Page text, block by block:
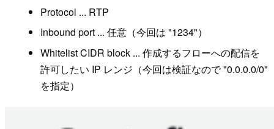
Protocol ... RTP
Inbound port ... 任意（今回は "1234"）
Whitelist CIDR block ... 作成するフローへの配信を
許可したい IP レンジ（今回は検証なので "0.0.0.0/0"
を指定）